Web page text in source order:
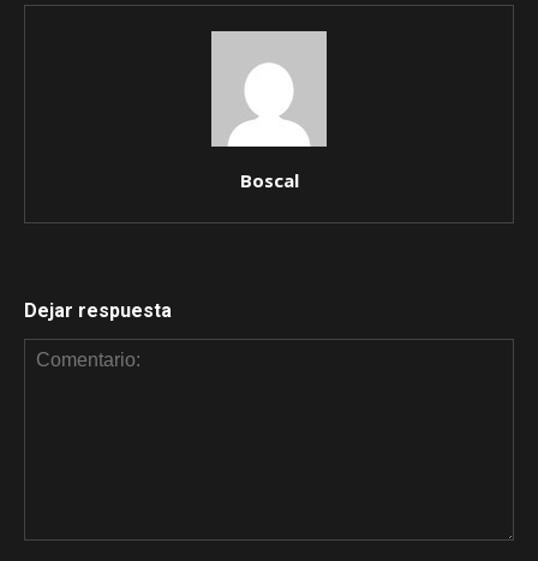
Boscal
Dejar respuesta